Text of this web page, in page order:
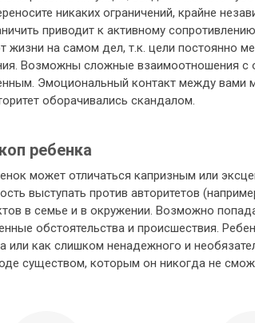
никаких ограничений, крайне
приводит к активному
жизни на самом дел, т.к. цели постоянно
Возможны сложные взаимоотношения
Эмоциональный контакт между вами
оборачивались скандалом.
ребенка
может отличаться капризным или
выступать против авторитетов
в семье и в окружении. Возможно
обстоятельства и происшествия.
или как слишком ненадежного и
существом, которым он никогда не